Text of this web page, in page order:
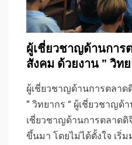
ผู้เชี่ยวชาญด้านการ
สังคม ด้วยงาน ” วิท
ผู้เชี่ยวชาญด้านการตลา
” วิทยากร “ ผู้เชี่ยวชาญ
เชี่ยวชาญด้านการตลาดดิ
ขึ้นมา โดยไม่ได้ตั้งใจ เริ่